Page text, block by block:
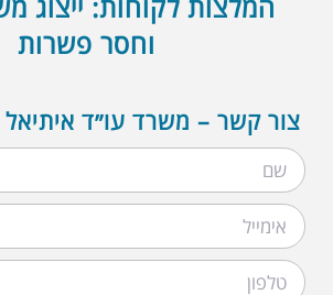
וחסר פשרות
צור קשר – משרד עו״ד איתיאל